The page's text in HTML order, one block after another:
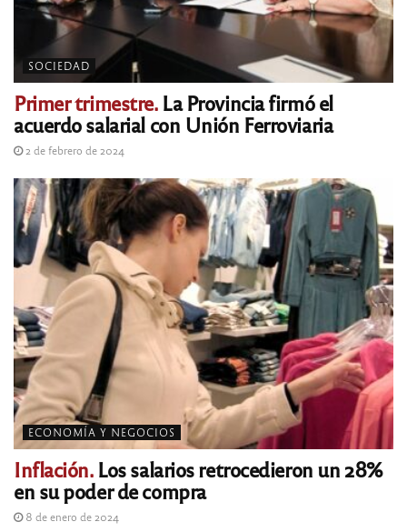
SOCIEDAD
Primer trimestre.La Provincia firmó el
acuerdo salarial con Unión Ferroviaria
2 de febrero de 2024
ECONOMÍA Y NEGOCIOS
Inflación.Los salarios retrocedieron un 28%
en su poder de compra
8 de enero de 2024